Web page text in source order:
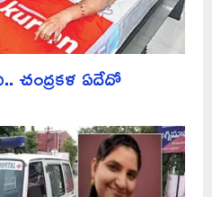
చంద్రకళ ఏదేదో